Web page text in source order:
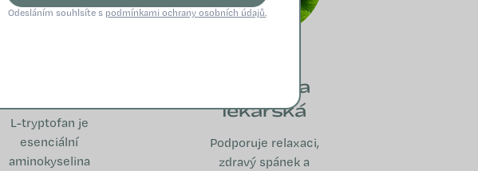
L-tryptofan je
esenciální
aminokyselina
Meduňka
lékařská
Podporuje relaxaci,
zdravý spánek a
Odesláním souhlsíte s podmínkami ochrany osobních údajů.